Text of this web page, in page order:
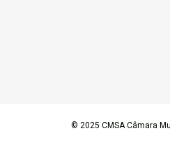
© 2025 CMSA Câmara